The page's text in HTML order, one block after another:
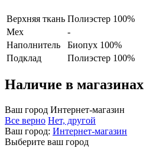
Верхняя ткань Полиэстер 100%
Мех
-
Наполнитель
Биопух 100%
Подклад
Полиэстер 100%
Наличие в магазинах
Ваш город Интернет-магазин
Все верно Нет, другой
Ваш город: Интернет-магазин
Выберите ваш город